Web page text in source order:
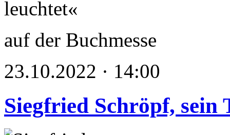
auf der Buchmesse
23.10.2022 · 14:00
Siegfried Schröpf, sein